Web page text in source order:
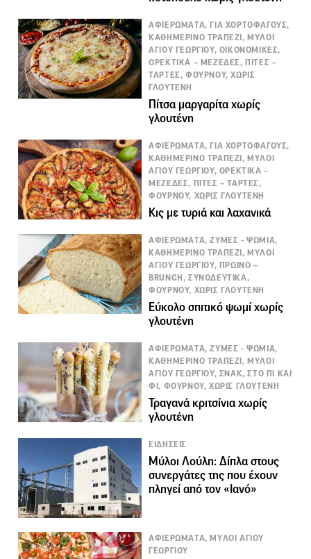
ΑΦΙΕΡΩΜΑΤΑ, ΓΙΑ ΧΟΡΤΟΦΑΓΟΥΣ,
ΚΑΘΗΜΕΡΙΝΟ ΤΡΑΠΕΖΙ, ΜΥΛΟΙ
ΑΓΙΟΥ ΓΕΩΡΓΙΟΥ, ΟΙΚΟΝΟΜΙΚΕΣ,
ΟΡΕΚΤΙΚΑ – ΜΕΖΕΔΕΣ, ΠΙΤΕΣ –
ΤΑΡΤΕΣ, ΦΟΥΡΝΟΥ, ΧΩΡΙΣ
ΓΛΟΥΤΕΝΗ
Πίτσα μαργαρίτα χωρίς
γλουτένη
ΑΦΙΕΡΩΜΑΤΑ, ΓΙΑ ΧΟΡΤΟΦΑΓΟΥΣ,
ΚΑΘΗΜΕΡΙΝΟ ΤΡΑΠΕΖΙ, ΜΥΛΟΙ
ΑΓΙΟΥ ΓΕΩΡΓΙΟΥ, ΟΡΕΚΤΙΚΑ –
ΜΕΖΕΔΕΣ, ΠΙΤΕΣ – ΤΑΡΤΕΣ,
ΦΟΥΡΝΟΥ, ΧΩΡΙΣ ΓΛΟΥΤΕΝΗ
Κις με τυριά και λαχανικά
ΑΦΙΕΡΩΜΑΤΑ, ΖΥΜΕΣ - ΨΩΜΙΑ,
ΚΑΘΗΜΕΡΙΝΟ ΤΡΑΠΕΖΙ, ΜΥΛΟΙ
ΑΓΙΟΥ ΓΕΩΡΓΙΟΥ, ΠΡΩΙΝΟ –
BRUNCH, ΣΥΝΟΔΕΥΤΙΚΑ,
ΦΟΥΡΝΟΥ, ΧΩΡΙΣ ΓΛΟΥΤΕΝΗ
Εύκολο σπιτικό ψωμί χωρίς
γλουτένη
ΑΦΙΕΡΩΜΑΤΑ, ΖΥΜΕΣ - ΨΩΜΙΑ,
ΚΑΘΗΜΕΡΙΝΟ ΤΡΑΠΕΖΙ, ΜΥΛΟΙ
ΑΓΙΟΥ ΓΕΩΡΓΙΟΥ, ΣΝΑΚ, ΣΤΟ ΠΙ ΚΑΙ
ΦΙ, ΦΟΥΡΝΟΥ, ΧΩΡΙΣ ΓΛΟΥΤΕΝΗ
Τραγανά κριτσίνια χωρίς
γλουτένη
ΕΙΔΗΣΕΙΣ
Μύλοι Λούλη: Δίπλα στους
συνεργάτες της που έχουν
πληγεί από τον «Ιανό»
ΑΦΙΕΡΩΜΑΤΑ, ΜΥΛΟΙ ΑΓΙΟΥ
ΓΕΩΡΓΙΟΥ